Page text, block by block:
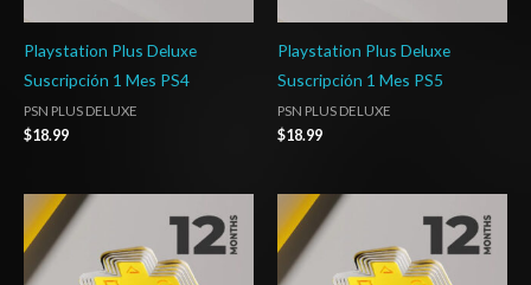
Playstation Plus Deluxe
Suscripción 1 Mes PS4
PSN PLUS DELUXE
$18.99
Playstation Plus Deluxe
Suscripción 1 Mes PS5
PSN PLUS DELUXE
$18.99